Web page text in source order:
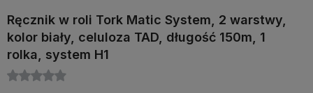
Ręcznik w roli Tork Matic System, 2 warstwy,
kolor biały, celuloza TAD, długość 150m, 1
rolka, system H1